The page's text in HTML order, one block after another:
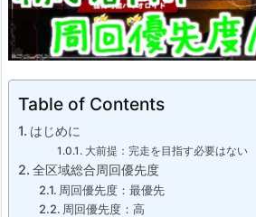
Table of Contents
はじめに
大前提：完走を目指す必要はない
全区域総合周回優先度
周回優先度：最優先
周回優先度：高